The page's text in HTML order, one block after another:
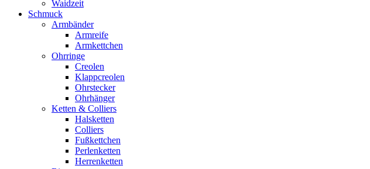
Waidzeit
Schmuck
Armbänder
Armreife
Armkettchen
Ohrringe
Creolen
Klappcreolen
Ohrstecker
Ohrhänger
Ketten & Colliers
Halsketten
Colliers
Fußkettchen
Perlenketten
Herrenketten